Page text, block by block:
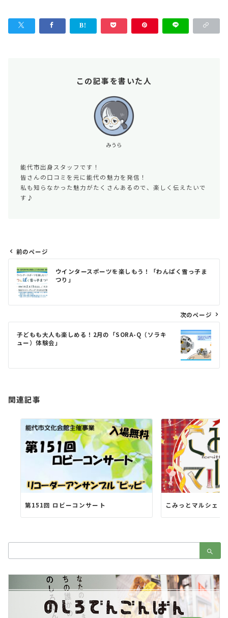
この記事を書いた人
みうら
能代市出身スタッフです！
皆さんの口コミを元に能代の魅力を発信！
私も知らなかった魅力がたくさんあるので、楽しく伝えたいで
す♪
投
稿
前のページ
ウインタースポーツを楽しもう！「わんぱく雪っ子ま
つり」
次のページ
子どもも大人も楽しめる！2月の「SORA-Q（ソラキ
ュー）体験会」
関連記事
第151回 ロビーコンサート こみっとマルシェ
索：